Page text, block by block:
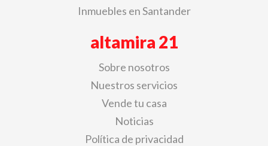
Inmuebles en Santander
altamira 21
Sobre nosotros
Nuestros servicios
Vende tu casa
Noticias
Política de privacidad